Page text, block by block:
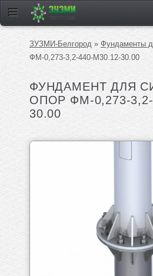
ЗУЗМИ-Белгород » Фундаменты
ФМ-0,273-3,2-440-М30.12-30.00
ФУНДАМЕНТ ДЛЯ
ОПОР ФМ-0,273-
30.00